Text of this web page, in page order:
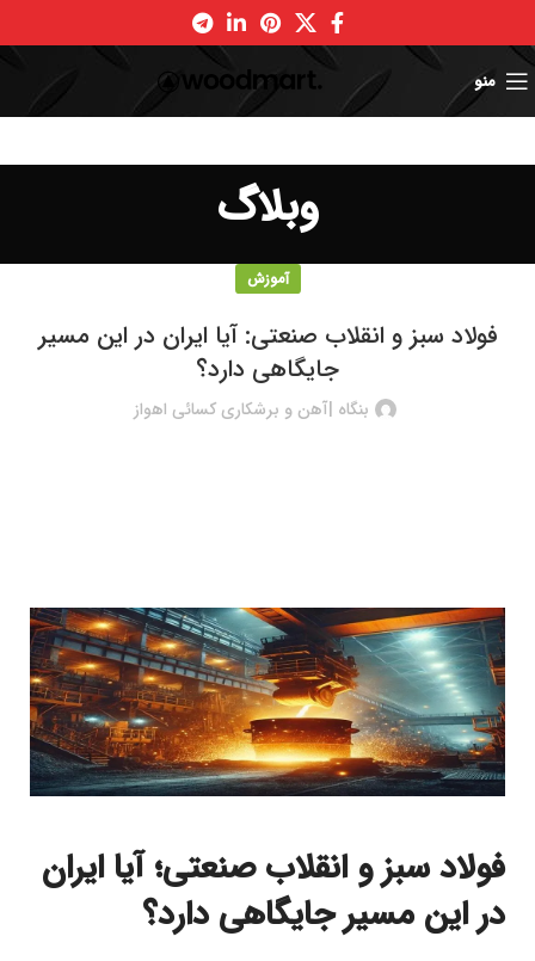
منو
وبلاگ
آموزش
فولاد سبز و انقلاب صنعتی: آیا ایران در این مسیر
جایگاهی دارد؟
بنگاه |آهن و برشکاری کسائی اهواز
فولاد سبز و انقلاب صنعتی؛ آیا ایران
در این مسیر جایگاهی دارد؟